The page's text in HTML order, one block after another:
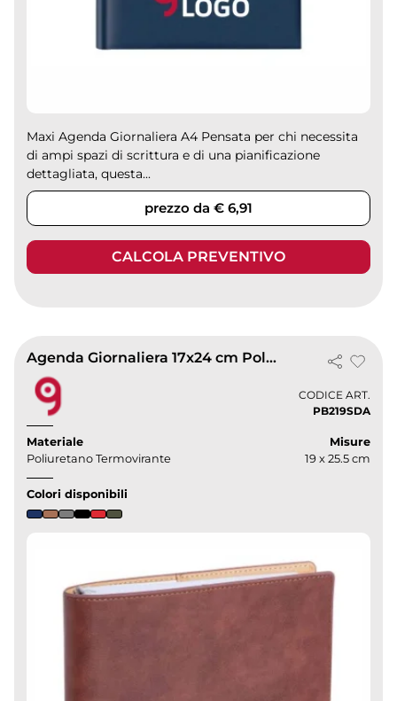
Maxi Agenda Giornaliera A4 Pensata per chi necessita
di ampi spazi di scrittura e di una pianificazione
dettagliata, questa...
prezzo da € 6,91
CALCOLA PREVENTIVO
Agenda Giornaliera 17x24 cm Poliuretano con Astuccio
CODICE ART.
PB219SDA
Materiale
Poliuretano Termovirante
Misure
19 x 25.5 cm
Colori disponibili